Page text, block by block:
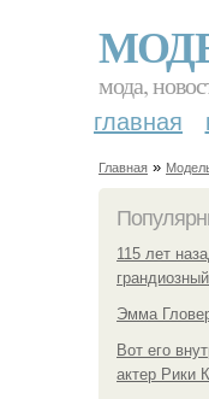
мода,
главная
Главная »
115 лет
Эмма
Вот его
актер Рики